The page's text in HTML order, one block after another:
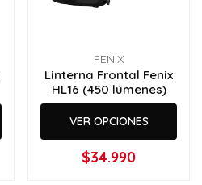
FENIX
Linterna Frontal Fenix
HL16 (450 lúmenes)
VER OPCIONES
$34.990